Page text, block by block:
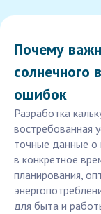
Почему
солнечного
ошибок
Разработка
востребованная
точные данные о
в конкретное
планирования,
для быта и